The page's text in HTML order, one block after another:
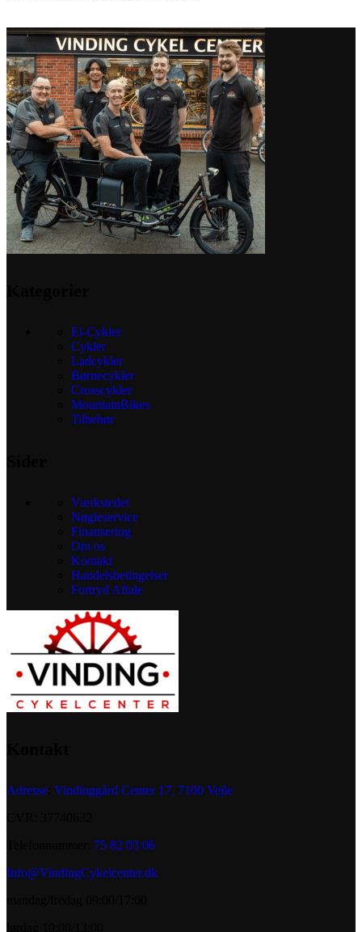
El-Cykler
Cykler
Ladcykler
Børnecykler
Crosscykler
MountainBikes
Tilbehør
Værkstedet
Nøgleservice
Finansering
Om os
Kontakt
Handelsbetingelser
Fortryd Aftale
Adresse Vindinggård Center 17, 7100 Vejle
75 82 03 06
Info@VindingCykelcenter.dk